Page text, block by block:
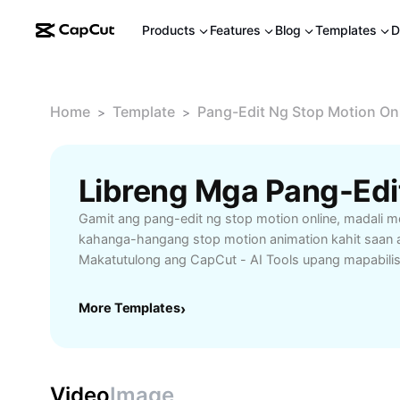
Products Features Blog Templates
Home > Template > Pang-Edit Ng Stop Motion
Gamit ang pang-edit ng stop motion online, madali
kahanga-hangang stop motion animation kahit saan
Makatutulong ang CapCut - AI Tools upang
para sa pag-capture ng frames, pag-aayos ng
ang iyong workflow gamit ang isang online editor.
More Templates›